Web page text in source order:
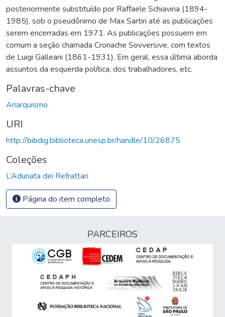
posteriormente substituído por Raffaele Schiavina (1894-
1985), sob o pseudônimo de Max Sartin até as publicações
serem encerradas em 1971. As publicações possuem em
comum a seção chamada Cronache Sovversive, com textos
de Luigi Galleani (1861-1931). Em geral, essa última aborda
assuntos da esquerda política, dos trabalhadores, etc.
Palavras-chave
Anarquismo
URI
http://bibdig.biblioteca.unesp.br/handle/10/26875
Coleções
L’Adunata dei Refrattari
Página do item completo
PARCEIROS